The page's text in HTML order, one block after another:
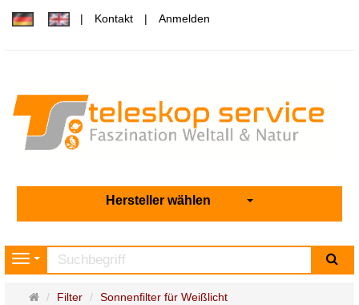
Kontakt Anmelden
Hersteller wählen
Navigation
Startseite
Filter
Sonnenfilter für Weißlicht